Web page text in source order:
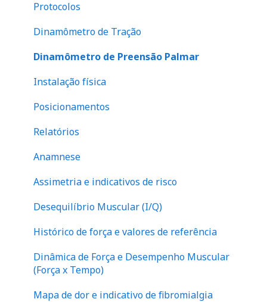
Protocolos
Dinamômetro de Tração
Dinamômetro de Preensão Palmar
Instalação física
Posicionamentos
Relatórios
Anamnese
Assimetria e indicativos de risco
Desequilíbrio Muscular (I/Q)
Histórico de força e valores de referência
Dinâmica de Força e Desempenho Muscular
(Força x Tempo)
Mapa de dor e indicativo de fibromialgia